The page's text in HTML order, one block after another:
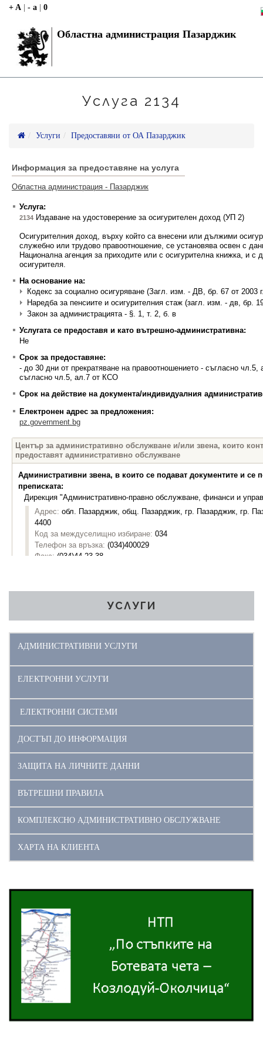
+ A - a 0
Областна администрация Пазарджик
Услуга 2134
Услуги Предоставяни от ОА Пазарджик
УСЛУГИ
АДМИНИСТРАТИВНИ УСЛУГИ
ЕЛЕКТРОННИ УСЛУГИ
ЕЛЕКТРОННИ СИСТЕМИ
ДОСТЪП ДО ИНФОРМАЦИЯ
ЗАЩИТА НА ЛИЧНИТЕ ДАННИ
ВЪТРЕШНИ ПРАВИЛА
КОМПЛЕКСНО АДМИНИСТРАТИВНО ОБСЛУЖВАНЕ
ХАРТА НА КЛИЕНТА